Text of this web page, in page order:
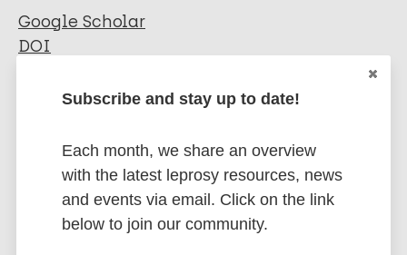
Google Scholar
DOI
Miscellaneous
BibTeX
EndNote X3 XML
EndNote 7 XML
Endnote tagged
Marc
PubMedId RIS
Subscribe and stay up to date!
Each month, we share an overview
with the latest leprosy resources, news
and events via email. Click on the link
below to join our community.